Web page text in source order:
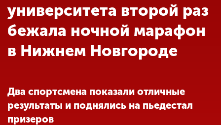
Обучение
Наука
Международная
деятельность
университета второй раз
бежала ночной марафон
в Нижнем Новгороде
Два спортсмена показали отличные
результаты и поднялись на пьедестал
призеров